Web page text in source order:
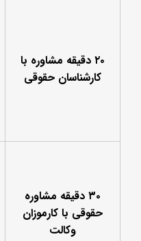
۲۰ دقیقه مشاوره با
کارشناسان حقوقی
۳۰ دقیقه مشاوره
حقوقی با کارموزان
وکالت